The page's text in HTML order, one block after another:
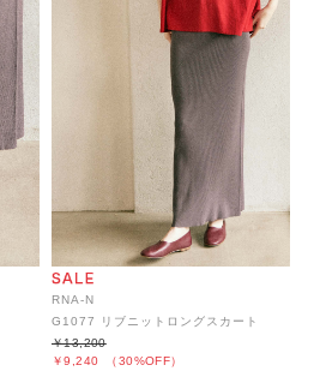
RNA-N
G1077 リブニットロングスカート
￥9,240 （30%OFF）
￥13,200